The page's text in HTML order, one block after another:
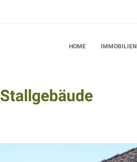
HOME IMMOBILIEN
Stallgebäude